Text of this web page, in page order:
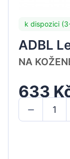
k dispozici
ADBL
NA
633